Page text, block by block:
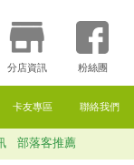
分店資訊 粉絲團
卡友專區 聯絡我們
部落客推薦